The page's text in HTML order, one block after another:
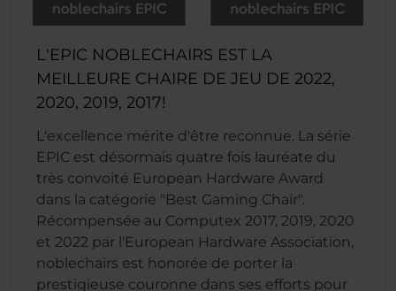
L'EPIC NOBLECHAIRS EST LA
MEILLEURE CHAIRE DE JEU DE 2022,
2020, 2019, 2017!
L'excellence mérite d'être reconnue. La série
EPIC est désormais quatre fois lauréate du
très convoité European Hardware Award
dans la catégorie "Best Gaming Chair".
Récompensée au Computex 2017, 2019, 2020
et 2022 par l'European Hardware Association,
noblechairs est honorée de porter la
prestigieuse couronne dans ses efforts pour